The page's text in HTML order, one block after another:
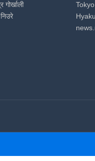
गोर्खाली